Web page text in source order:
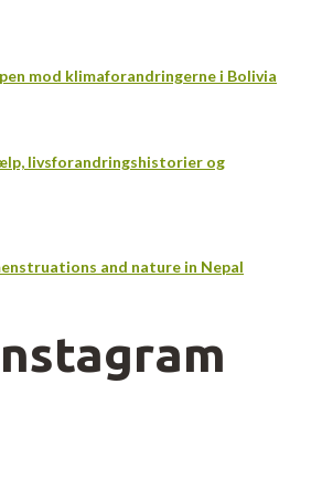
mod klimaforandringerne i Bolivia
livsforandringshistorier og
and nature in Nepal